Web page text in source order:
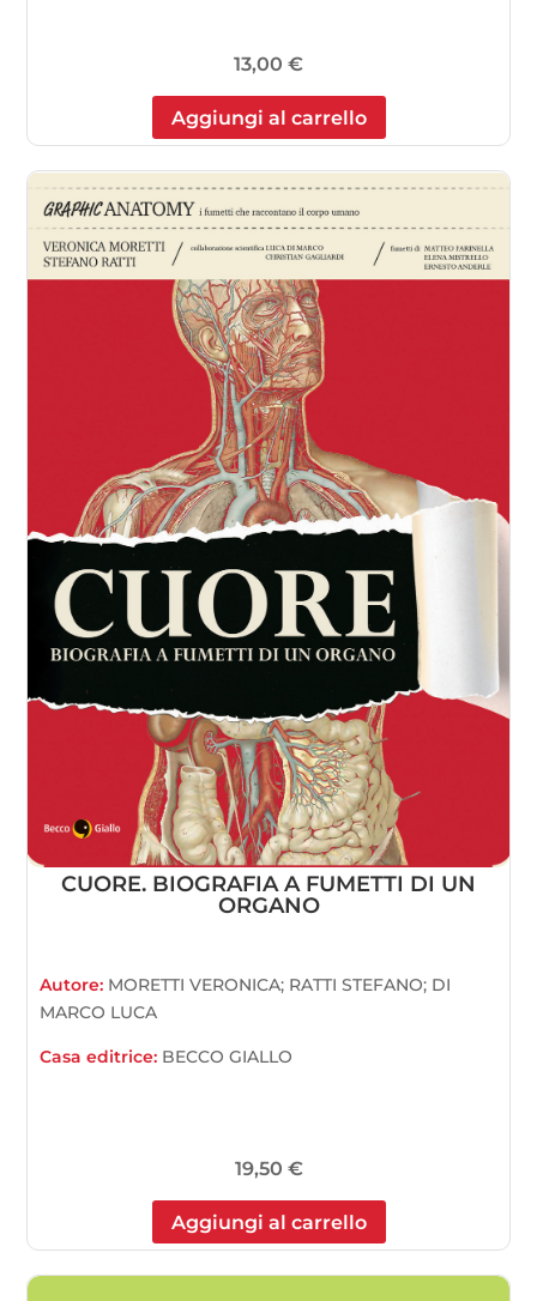
13,00 €
Aggiungi al carrello
CUORE. BIOGRAFIA A FUMETTI DI UN
ORGANO
Autore: MORETTI VERONICA; RATTI STEFANO; DI
MARCO LUCA
Casa editrice: BECCO GIALLO
19,50 €
Aggiungi al carrello